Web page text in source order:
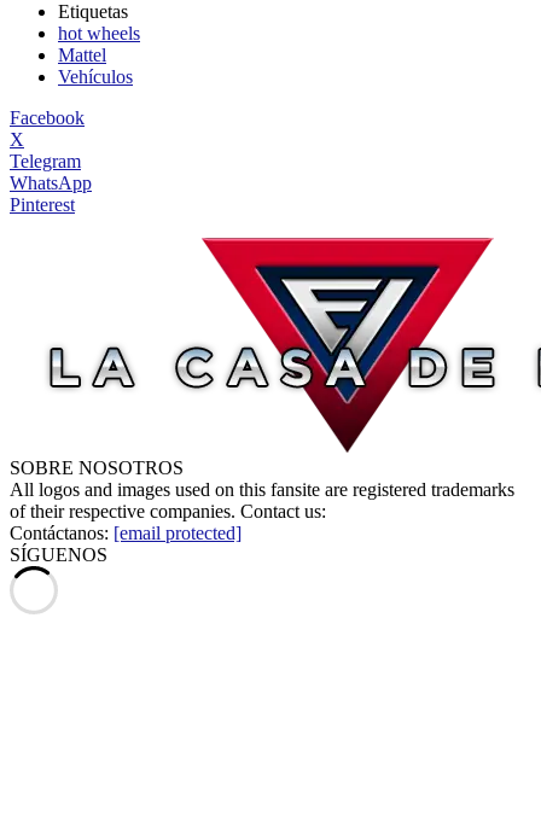
Etiquetas
hot wheels
Mattel
Vehículos
Facebook
X
Telegram
WhatsApp
Pinterest
SOBRE NOSOTROS
All logos and images used on this fansite are registered trademarks
of their respective companies. Contact us:
Contáctanos: [email protected]
SÍGUENOS